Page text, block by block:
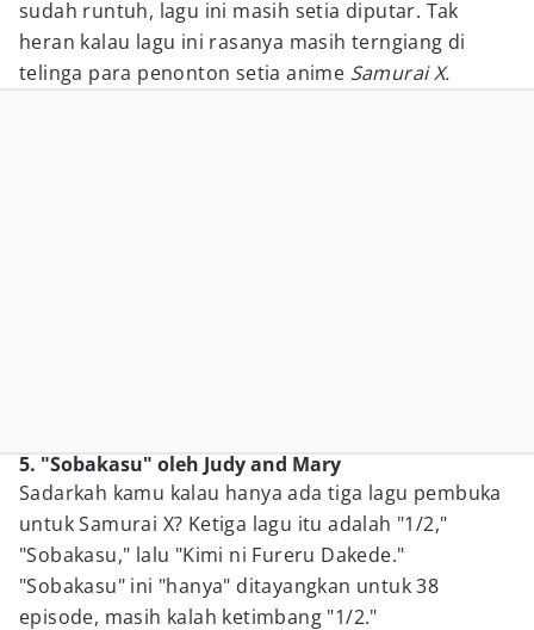
sudah runtuh, lagu ini masih setia diputar. Tak
heran kalau lagu ini rasanya masih terngiang di
telinga para penonton setia anime Samurai X.
5. "Sobakasu" oleh Judy and Mary
Sadarkah kamu kalau hanya ada tiga lagu pembuka
untuk Samurai X? Ketiga lagu itu adalah "1/2,"
"Sobakasu," lalu "Kimi ni Fureru Dakede."
"Sobakasu" ini "hanya" ditayangkan untuk 38
episode, masih kalah ketimbang "1/2."